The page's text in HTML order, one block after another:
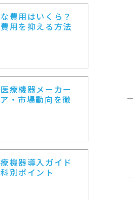
費用はいくら？
用を抑える方法
療機器メーカー
・市場動向を徹
機器導入ガイド
別ポイント